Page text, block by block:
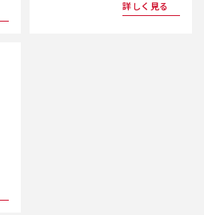
詳しく見る